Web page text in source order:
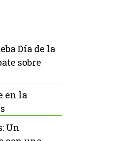
Día de la
sobre
en la
Un